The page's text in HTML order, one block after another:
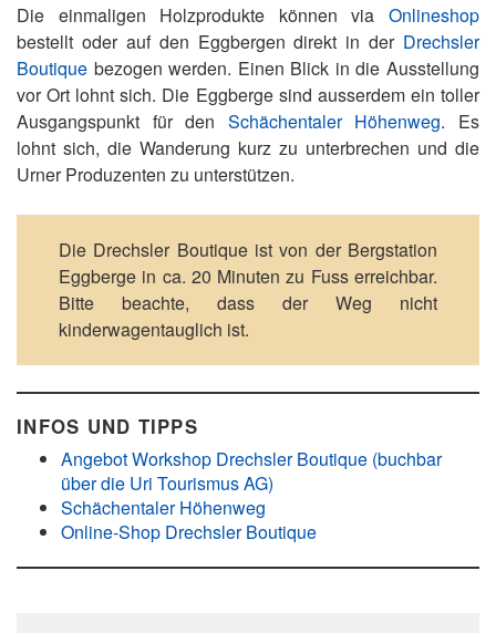
Die einmaligen Holzprodukte können via Onlineshop
bestellt oder auf den Eggbergen direkt in der Drechsler
Boutique bezogen werden. Einen Blick in die Ausstellung
vor Ort lohnt sich. Die Eggberge sind ausserdem ein toller
Ausgangspunkt für den Schächentaler Höhenweg. Es
lohnt sich, die Wanderung kurz zu unterbrechen und die
Urner Produzenten zu unterstützen.
Die Drechsler Boutique ist von der Bergstation
Eggberge in ca. 20 Minuten zu Fuss erreichbar.
Bitte beachte, dass der Weg nicht
kinderwagentauglich ist.
INFOS UND TIPPS
Angebot Workshop Drechsler Boutique (buchbar
über die Uri Tourismus AG)
Schächentaler Höhenweg
Online-Shop Drechsler Boutique